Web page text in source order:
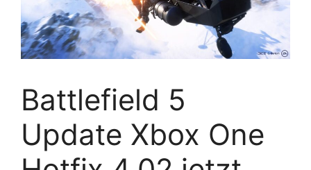
Battlefield 5
Update Xbox One